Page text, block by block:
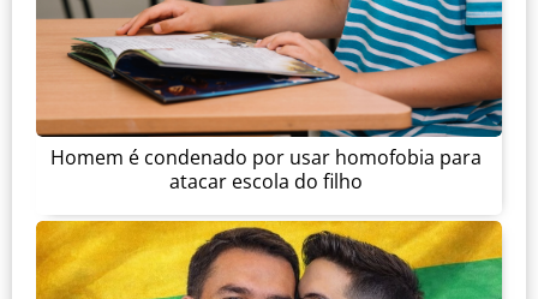
Homem é condenado por usar homofobia para
atacar escola do filho